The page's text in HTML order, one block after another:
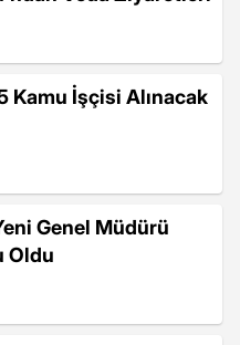
Kamu İşçisi Alınacak
Genel Müdürü
Oldu